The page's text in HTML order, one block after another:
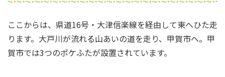
ここからは、県道16号・大津信楽線を経由して東へひた走
ります。大戸川が流れる山あいの道を走り、甲賀市へ。甲
賀市では3つのポケふたが設置されています。